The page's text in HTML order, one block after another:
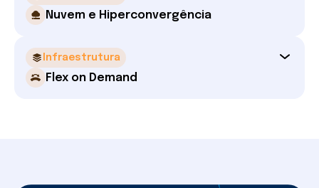
Nuvem e Hiperconvergência
Infraestrutura
Flex on Demand